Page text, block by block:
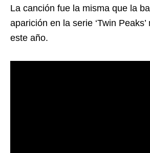
La canción fue la misma que la
aparición en la serie ‘Twin
este año.